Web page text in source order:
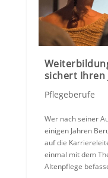
sichert Ihren
Pflegeberufe
Wer nach seiner
einigen Jahren
auf die
einmal mit dem
Altenpflege